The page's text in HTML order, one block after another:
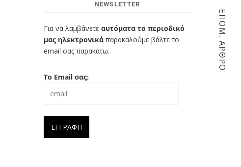
ΕΠΌΜ. ΆΡΘΡΟ
NEWSLETTER
Για να λαμβάνετε αυτόματα το περιοδικό
μας ηλεκτρονικά παρακαλούμε βάλτε το
email σας παρακάτω.
Το Email σας: